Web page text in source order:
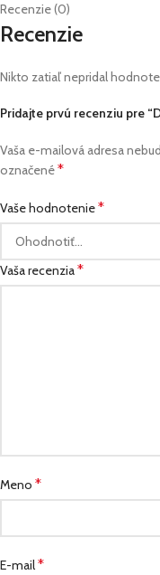
Recenzie (0)
Recenzie
Nikto zatiaľ nepridal
Pridajte prvú recenziu pre
Vaša e-mailová adresa
označené*
Vaše hodnotenie*
Vaša recenzia*
Meno *
E-mail*